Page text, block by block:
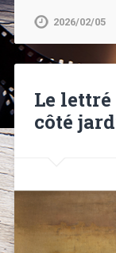
2026/02/05
Le
côté